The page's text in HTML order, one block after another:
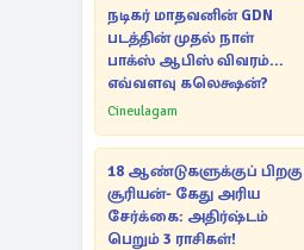
நடிகர் மாதவனின் GDN
படத்தின் முதல் நாள்
பாக்ஸ் ஆபிஸ் விவரம்...
எவ்வளவு கலெக்ஷன்?
Cineulagam
18 ஆண்டுகளுக்குப் பிறகு
சூரியன்- கேது அரிய
சேர்க்கை: அதிர்ஷ்டம்
பெறும் 3 ராசிகள்!